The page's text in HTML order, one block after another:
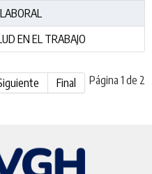
EN EL TRABAJO
Página 1 de 2
Final